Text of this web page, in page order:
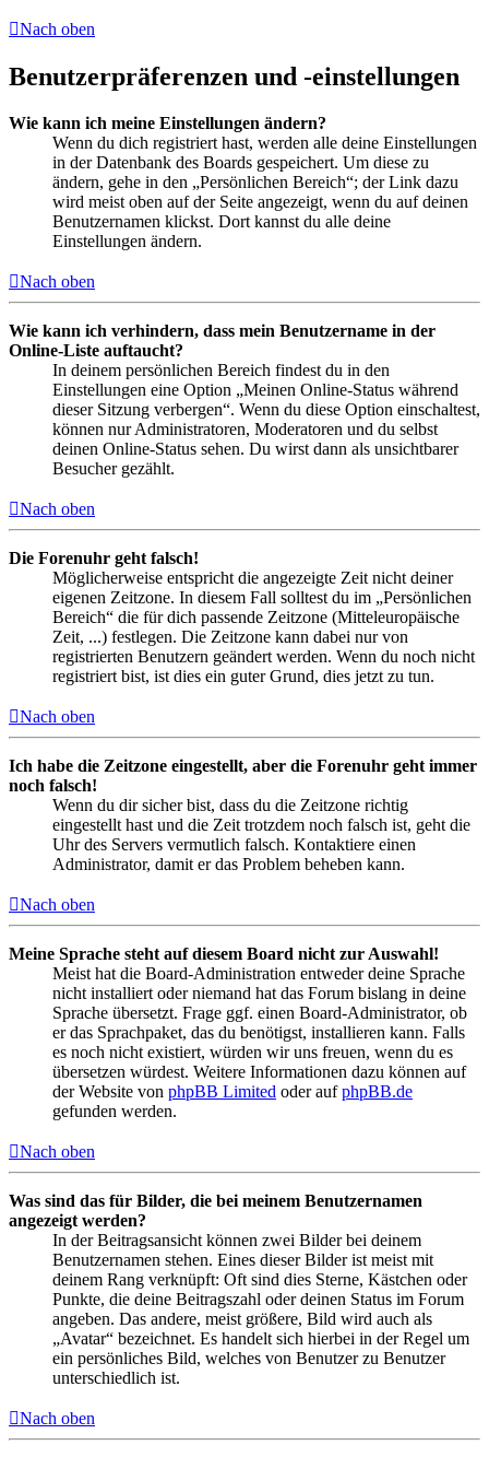
Nach oben
Benutzerpräferenzen und -einstellungen
Wie kann ich meine Einstellungen ändern?
Wenn du dich registriert hast, werden alle deine Einstellungen
in der Datenbank des Boards gespeichert. Um diese zu
ändern, gehe in den „Persönlichen Bereich“; der Link dazu
wird meist oben auf der Seite angezeigt, wenn du auf deinen
Benutzernamen klickst. Dort kannst du alle deine
Einstellungen ändern.
Nach oben
Wie kann ich verhindern, dass mein Benutzername in der
Online-Liste auftaucht?
In deinem persönlichen Bereich findest du in den
Einstellungen eine Option „Meinen Online-Status während
dieser Sitzung verbergen“. Wenn du diese Option einschaltest,
können nur Administratoren, Moderatoren und du selbst
deinen Online-Status sehen. Du wirst dann als unsichtbarer
Besucher gezählt.
Nach oben
Die Forenuhr geht falsch!
Möglicherweise entspricht die angezeigte Zeit nicht deiner
eigenen Zeitzone. In diesem Fall solltest du im „Persönlichen
Bereich“ die für dich passende Zeitzone (Mitteleuropäische
Zeit, ...) festlegen. Die Zeitzone kann dabei nur von
registrierten Benutzern geändert werden. Wenn du noch nicht
registriert bist, ist dies ein guter Grund, dies jetzt zu tun.
Nach oben
Ich habe die Zeitzone eingestellt, aber die Forenuhr geht immer
noch falsch!
Wenn du dir sicher bist, dass du die Zeitzone richtig
eingestellt hast und die Zeit trotzdem noch falsch ist, geht die
Uhr des Servers vermutlich falsch. Kontaktiere einen
Administrator, damit er das Problem beheben kann.
Nach oben
Meine Sprache steht auf diesem Board nicht zur Auswahl!
Meist hat die Board-Administration entweder deine Sprache
nicht installiert oder niemand hat das Forum bislang in deine
Sprache übersetzt. Frage ggf. einen Board-Administrator, ob
er das Sprachpaket, das du benötigst, installieren kann. Falls
es noch nicht existiert, würden wir uns freuen, wenn du es
übersetzen würdest. Weitere Informationen dazu können auf
der Website von phpBB Limited oder aufphpBB.de
gefunden werden.
Nach oben
Was sind das für Bilder, die bei meinem Benutzernamen
angezeigt werden?
In der Beitragsansicht können zwei Bilder bei deinem
Benutzernamen stehen. Eines dieser Bilder ist meist mit
deinem Rang verknüpft: Oft sind dies Sterne, Kästchen oder
Punkte, die deine Beitragszahl oder deinen Status im Forum
angeben. Das andere, meist größere, Bild wird auch als
„Avatar“ bezeichnet. Es handelt sich hierbei in der Regel um
ein persönliches Bild, welches von Benutzer zu Benutzer
unterschiedlich ist.
Nach oben